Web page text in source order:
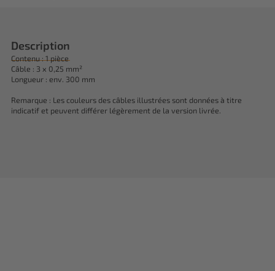
Description
Contenu : 1 pièce
Câble : 3 x 0,25 mm²
Longueur : env. 300 mm
Remarque : Les couleurs des câbles illustrées sont données à titre
indicatif et peuvent différer légèrement de la version livrée.